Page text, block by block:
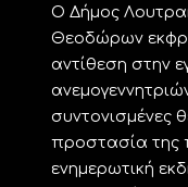
Ο Δήμος
Θεοδώρων
αντίθεση στην
συντονισμένες
προστασία της
ενημερωτική